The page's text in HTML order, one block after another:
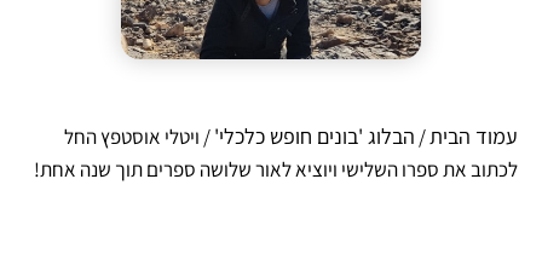
עמוד הבית/הבלוג 'בונים חופש כלכלי'/ ויטלי אוסטפץ החל
לכתוב את ספרו השלישי ויוציא לאור שלושה ספרים תוך שנה אחת!